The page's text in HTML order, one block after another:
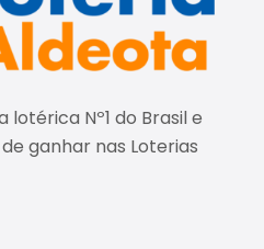
Nº1 do Brasil e
ganhar nas Loterias